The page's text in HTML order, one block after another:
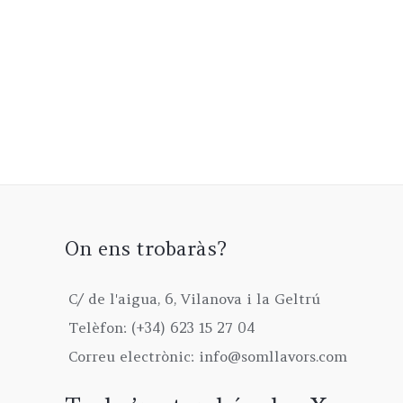
On ens trobaràs?
C/ de l'aigua, 6, Vilanova i la Geltrú
Telèfon: (+34) 623 15 27 04
Correu electrònic: info@somllavors.com